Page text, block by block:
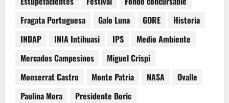
Fragata Portuguesa
Galo Luna GORE
Historia
INDAP
INIA Intihuasi IPS
Medio Ambiente
Mercados Campesinos
Miguel Crispi
Monserrat Castro
Monte Patria NASA
Ovalle
Paulina Mora
Presidente Boric